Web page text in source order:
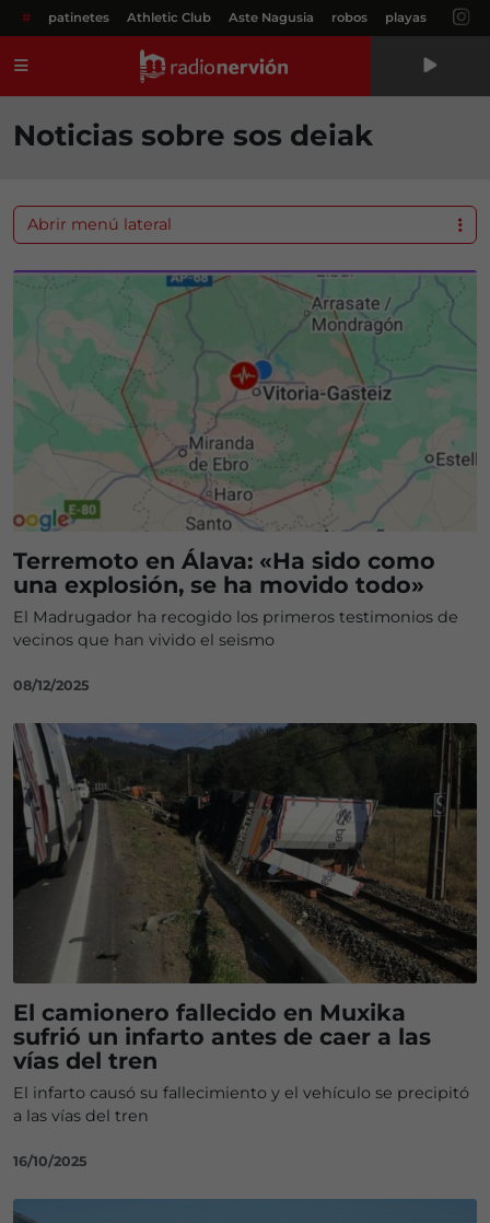
# patinetes Athletic Club Aste Nagusia robos playas
Noticias sobre sos deiak
Terremoto en Álava: «Ha sido como
una explosión, se ha movido todo»
El Madrugador ha recogido los primeros testimonios de
vecinos que han vivido el seismo
08/12/2025
El camionero fallecido en Muxika
sufrió un infarto antes de caer a las
vías del tren
El infarto causó su fallecimiento y el vehículo se precipitó
a las vías del tren
16/10/2025
Abrir menú lateral